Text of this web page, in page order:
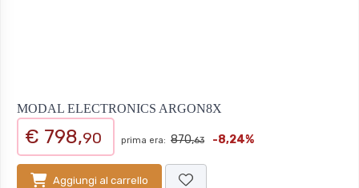
MODAL ELECTRONICS ARGON8X
€ 798,90 prima era: 870,63 -8,24%
Aggiungi al carrello